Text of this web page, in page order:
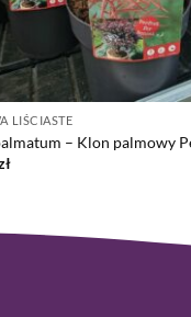
LIŚCIASTE
– Klon palmowy